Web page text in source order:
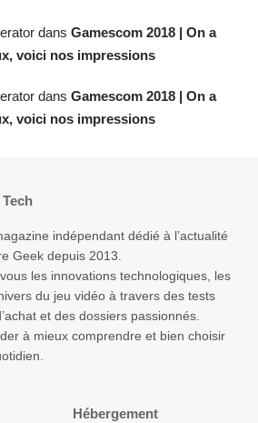
dans Gamescom 2018 | On a
voici nos impressions
dans Gamescom 2018 | On a
voici nos impressions
indépendant dédié à l’actualité
Geek depuis 2013.
les innovations technologiques, les
du jeu vidéo à travers des tests
et des dossiers passionnés.
à mieux comprendre et bien choisir
Hébergement